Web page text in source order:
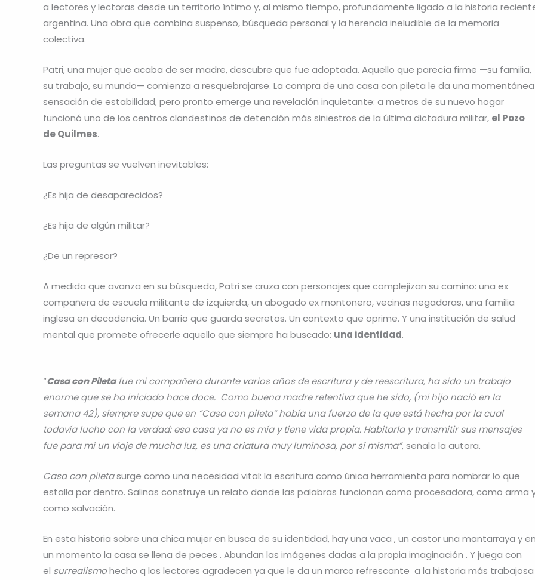
a lectores y lectoras desde un territorio íntimo y, al mismo tiempo, profundamente ligado a la historia
argentina. Una obra que combina suspenso, búsqueda personal y la herencia ineludible de la memoria
colectiva.
Patri, una mujer que acaba de ser madre, descubre que fue adoptada. Aquello que parecía firme —su familia,
su trabajo, su mundo— comienza a resquebrajarse. La compra de una casa con pileta le da una momentánea
sensación de estabilidad, pero pronto emerge una revelación inquietante: a metros de su nuevo hogar
funcionó uno de los centros clandestinos de detención más siniestros de la última dictadura militar, el Pozo
de Quilmes.
Las preguntas se vuelven inevitables:
¿Es hija de desaparecidos?
¿Es hija de algún militar?
¿De un represor?
A medida que avanza en su búsqueda, Patri se cruza con personajes que complejizan su camino: una ex
compañera de escuela militante de izquierda, un abogado ex montonero, vecinas negadoras, una familia
inglesa en decadencia. Un barrio que guarda secretos. Un contexto que oprime. Y una institución de salud
mental que promete ofrecerle aquello que siempre ha buscado: una identidad.
“Casa con Piletafue mi compañera durante varios años de escritura y de reescritura, ha sido un trabajo
enorme que se ha iniciado hace doce. Como buena madre retentiva que he sido, (mi hijo nació en la
semana 42), siempre supe que en “Casa con pileta” había una fuerza de la que está hecha por la cual
todavía lucho con la verdad: esa casa ya no es mía y tiene vida propia. Habitarla y transmitir sus mensajes
fue para mí un viaje de mucha luz, es una criatura muy luminosa, por sí misma”, señala la autora.
Casa con piletasurge como una necesidad vital: la escritura como única herramienta para nombrar lo que
estalla por dentro. Salinas construye un relato donde las palabras funcionan como procesadora, como arma
como salvación.
En esta historia sobre una chica mujer en busca de su identidad, hay una vaca , un castor una mantarraya y
un momento la casa se llena de peces . Abundan las imágenes dadas a la propia imaginación . Y juega con
el surrealismohecho q los lectores agradecen ya que le da un marco refrescante a la historia más trabajosa